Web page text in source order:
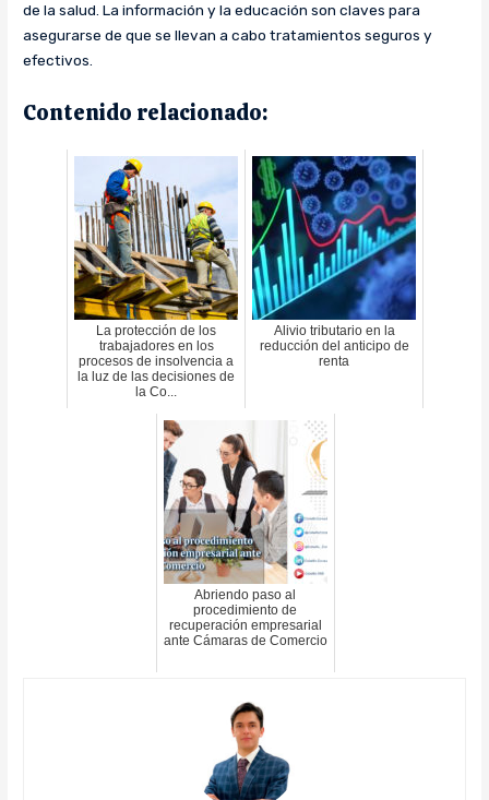
de la salud. La información y la educación son claves para
asegurarse de que se llevan a cabo tratamientos seguros y
efectivos.
Contenido relacionado:
La protección de los
trabajadores en los
procesos de insolvencia a
la luz de las decisiones de
la Co...
Alivio tributario en la
reducción del anticipo de
renta
Abriendo paso al
procedimiento de
recuperación empresarial
ante Cámaras de Comercio